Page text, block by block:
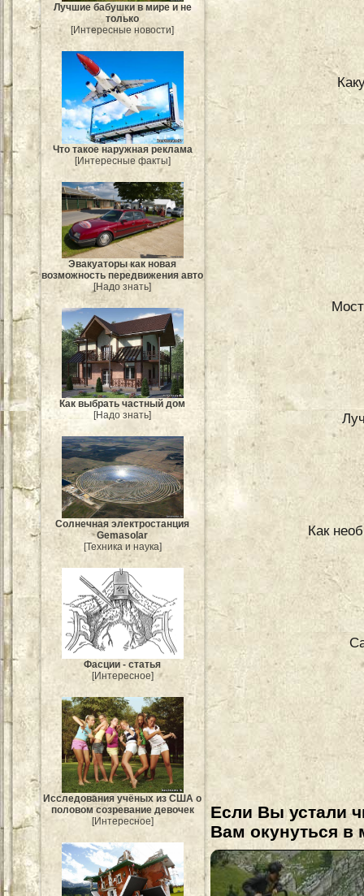
Лучшие бабушки в мире и не
только
[Интересные новости]
Что такое наружная реклама
[Интересные факты]
Эвакуаторы как новая
возможность передвижения авто
[Надо знать]
Как выбрать частный дом
[Надо знать]
Солнечная электростанция
Gemasolar
[Техника и наука]
Фасции - статья
[Интересное]
Исследования учёных из США о
половом созревание девочек
[Интересное]
Как
Если Вы устали
Вам окунуться в